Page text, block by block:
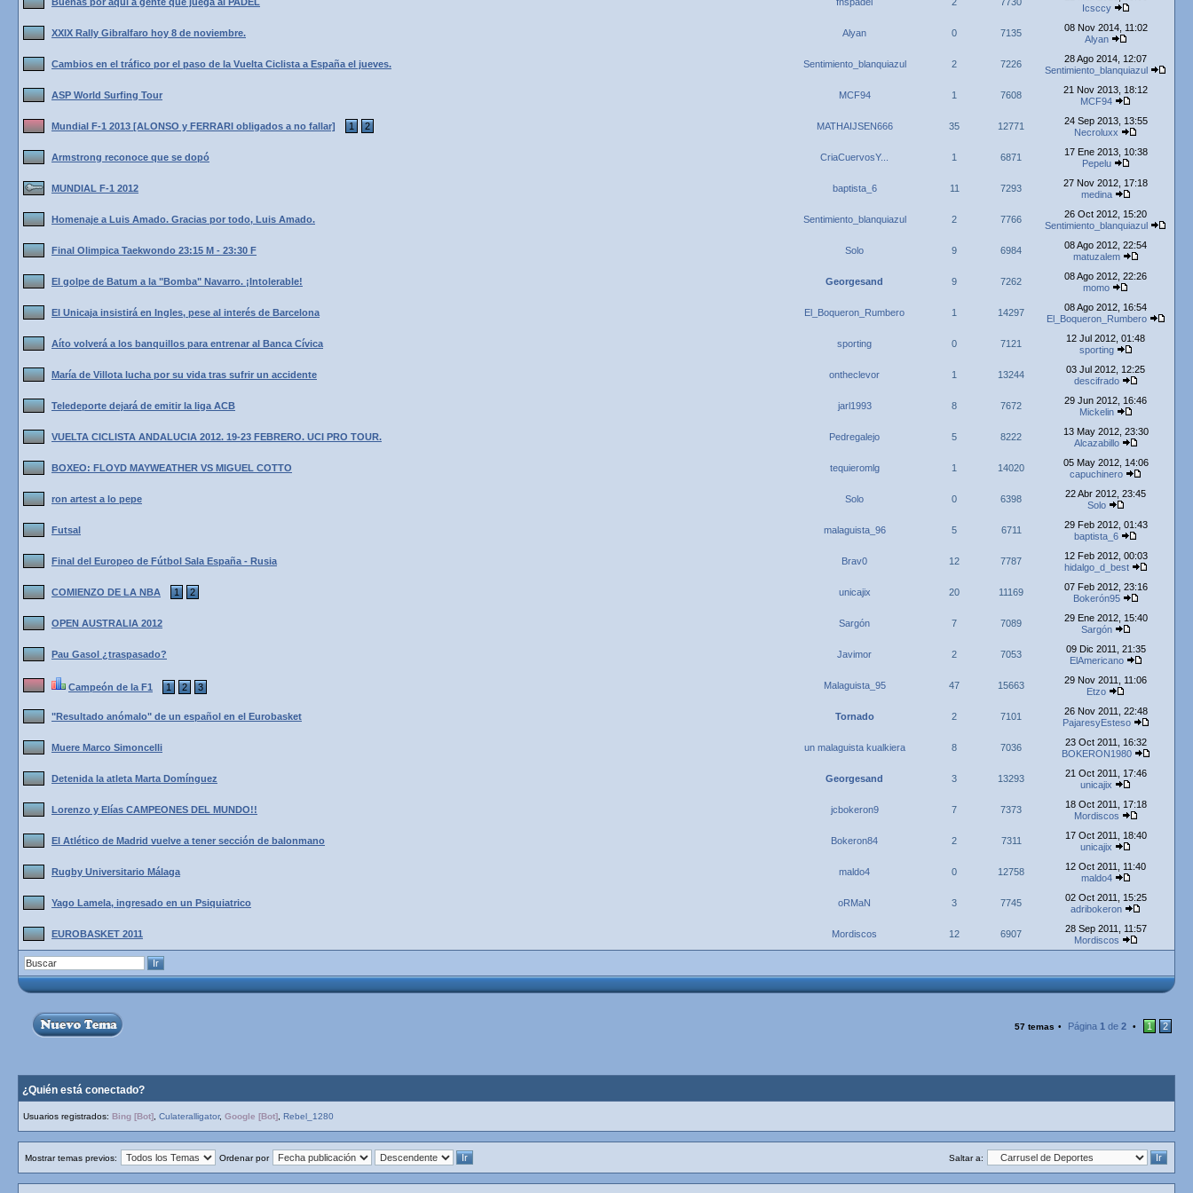
Icsccy
XXIX Rally Gibralfaro hoy 8 de noviembre. Alyan 0 7135
08 Nov 2014, 11:02
Alyan
Cambios en el tráfico por el paso de la Vuelta Ciclista a España el jueves. Sentimiento_blanquiazul 2 7226
28 Ago 2014, 12:07
Sentimiento_blanquiazul
ASP World Surfing Tour MCF94 1 7608
21 Nov 2013, 18:12
MCF94
Mundial F-1 2013 [ALONSO y FERRARI obligados a no fallar] 1 2 MATHAIJSEN666 35 12771
24 Sep 2013, 13:55
Necroluxx
Armstrong reconoce que se dopó CriaCuervosY... 1 6871
17 Ene 2013, 10:38
Pepelu
MUNDIAL F-1 2012 baptista_6 11 7293
27 Nov 2012, 17:18
medina
Homenaje a Luis Amado. Gracias por todo, Luis Amado. Sentimiento_blanquiazul 2 7766
26 Oct 2012, 15:20
Sentimiento_blanquiazul
Final Olimpica Taekwondo 23:15 M - 23:30 F Solo 9 6984
08 Ago 2012, 22:54
matuzalem
El golpe de Batum a la "Bomba" Navarro. ¡Intolerable! Georgesand 9 7262
08 Ago 2012, 22:26
momo
El Unicaja insistirá en Ingles, pese al interés de Barcelona El_Boqueron_Rumbero 1 14297
08 Ago 2012, 16:54
El_Boqueron_Rumbero
Aíto volverá a los banquillos para entrenar al Banca Cívica sporting 0 7121
12 Jul 2012, 01:48
sporting
María de Villota lucha por su vida tras sufrir un accidente ontheclevor 1 13244
03 Jul 2012, 12:25
descifrado
Teledeporte dejará de emitir la liga ACB jarl1993 8 7672
29 Jun 2012, 16:46
Mickelin
VUELTA CICLISTA ANDALUCIA 2012. 19-23 FEBRERO. UCI PRO TOUR. Pedregalejo 5 8222
13 May 2012, 23:30
Alcazabillo
BOXEO: FLOYD MAYWEATHER VS MIGUEL COTTO tequieromlg 1 14020
05 May 2012, 14:06
capuchinero
ron artest a lo pepe Solo 0 6398
22 Abr 2012, 23:45
Solo
Futsal malaguista_96 5 6711
29 Feb 2012, 01:43
baptista_6
Final del Europeo de Fútbol Sala España - Rusia Brav0 12 7787
12 Feb 2012, 00:03
hidalgo_d_best
COMIENZO DE LA NBA 1 2 unicajix 20 11169
07 Feb 2012, 23:16
Bokerón95
OPEN AUSTRALIA 2012 Sargón 7 7089
29 Ene 2012, 15:40
Sargón
Pau Gasol ¿traspasado? Javimor 2 7053
09 Dic 2011, 21:35
ElAmericano
Campeón de la F1 1 2 3 Malaguista_95 47 15663
29 Nov 2011, 11:06
Etzo
"Resultado anómalo" de un español en el Eurobasket Tornado 2 7101
26 Nov 2011, 22:48
PajaresyEsteso
Muere Marco Simoncelli un malaguista kualkiera 8 7036
23 Oct 2011, 16:32
BOKERON1980
Detenida la atleta Marta Domínguez Georgesand 3 13293
21 Oct 2011, 17:46
unicajix
Lorenzo y Elías CAMPEONES DEL MUNDO!! jcbokeron9 7 7373
18 Oct 2011, 17:18
Mordiscos
El Atlético de Madrid vuelve a tener sección de balonmano Bokeron84 2 7311
17 Oct 2011, 18:40
unicajix
Rugby Universitario Málaga maldo4 0 12758
12 Oct 2011, 11:40
maldo4
Yago Lamela, ingresado en un Psiquiatrico oRMaN 3 7745
02 Oct 2011, 15:25
adribokeron
EUROBASKET 2011 Mordiscos 12 6907
28 Sep 2011, 11:57
Mordiscos
57 temas • Página 1 de 2 • 1 2
¿Quién está conectado?
Usuarios registrados: Bing [Bot] Culateralligator, Google [Bot] Rebel_1280
Mostrar temas previos: Ordenar por Saltar a: